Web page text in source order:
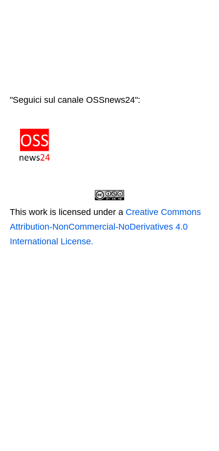
"Seguici sul canale OSSnews24":
This work is licensed under a Creative Commons
Attribution-NonCommercial-NoDerivatives 4.0
International License.